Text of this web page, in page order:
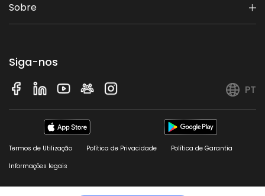
Sobre
Siga-nos
PT
Termos de Utilização Política de Privacidade
Política de Garantia
Informações legais